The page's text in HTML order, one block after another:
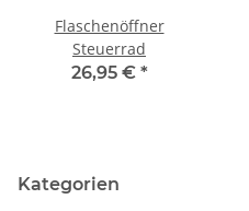
Flaschenöffner
Steuerrad
26,95 € *
Kategorien